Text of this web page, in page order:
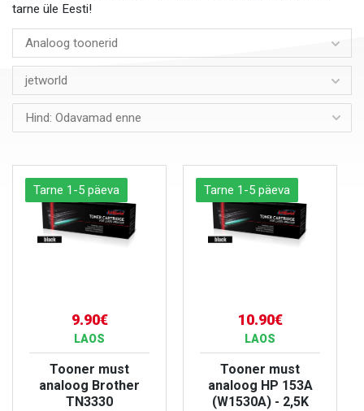
tarne üle Eesti!
Analoog toonerid
jetworld
Tarne 1-5 päeva
9.90€
LAOS
Tooner must
analoog Brother
TN3330
Tarne 1-5 päeva
10.90€
LAOS
Tooner must
analoog HP 153A
(W1530A) - 2,5K